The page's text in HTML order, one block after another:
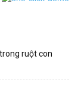
ruột con